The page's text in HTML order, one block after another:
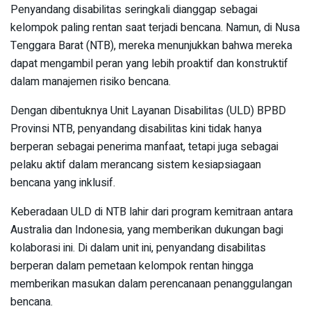
Penyandang disabilitas seringkali dianggap sebagai
kelompok paling rentan saat terjadi bencana. Namun, di Nusa
Tenggara Barat (NTB), mereka menunjukkan bahwa mereka
dapat mengambil peran yang lebih proaktif dan konstruktif
dalam manajemen risiko bencana.
Dengan dibentuknya Unit Layanan Disabilitas (ULD) BPBD
Provinsi NTB, penyandang disabilitas kini tidak hanya
berperan sebagai penerima manfaat, tetapi juga sebagai
pelaku aktif dalam merancang sistem kesiapsiagaan
bencana yang inklusif.
Keberadaan ULD di NTB lahir dari program kemitraan antara
Australia dan Indonesia, yang memberikan dukungan bagi
kolaborasi ini. Di dalam unit ini, penyandang disabilitas
berperan dalam pemetaan kelompok rentan hingga
memberikan masukan dalam perencanaan penanggulangan
bencana.